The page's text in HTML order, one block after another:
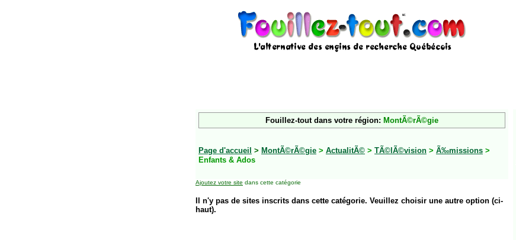
Fouillez-tout dans votre région: MontÃ©rÃ©gie
Page d'accueil > MontÃ©rÃ©gie > ActualitÃ© > TÃ©lÃ©vision > Ã‰missions >
Enfants & Ados
Ajoutez votre site dans cette catégorie
Il n'y pas de sites inscrits dans cette catégorie. Veuillez choisir une autre option (ci-
haut).